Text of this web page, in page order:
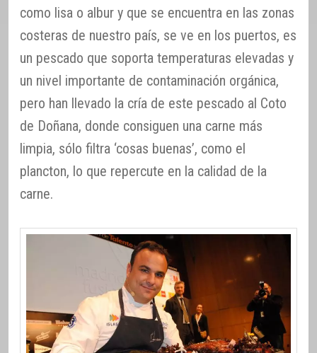
como lisa o albur y que se encuentra en las zonas
costeras de nuestro país, se ve en los puertos, es
un pescado que soporta temperaturas elevadas y
un nivel importante de contaminación orgánica,
pero han llevado la cría de este pescado al Coto
de Doñana, donde consiguen una carne más
limpia, sólo filtra ‘cosas buenas’, como el
plancton, lo que repercute en la calidad de la
carne.